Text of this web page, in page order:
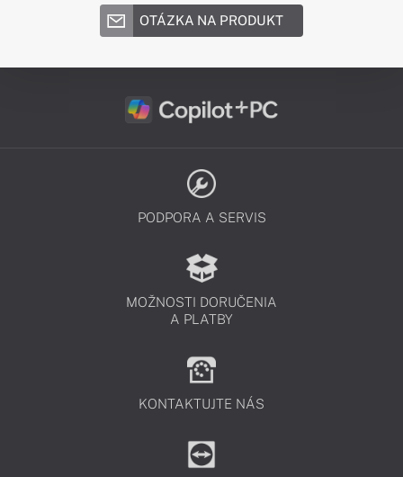
OTÁZKA NA PRODUKT
PODPORA A SERVIS
MOŽNOSTI DORUČENIA
A PLATBY
KONTAKTUJTE NÁS